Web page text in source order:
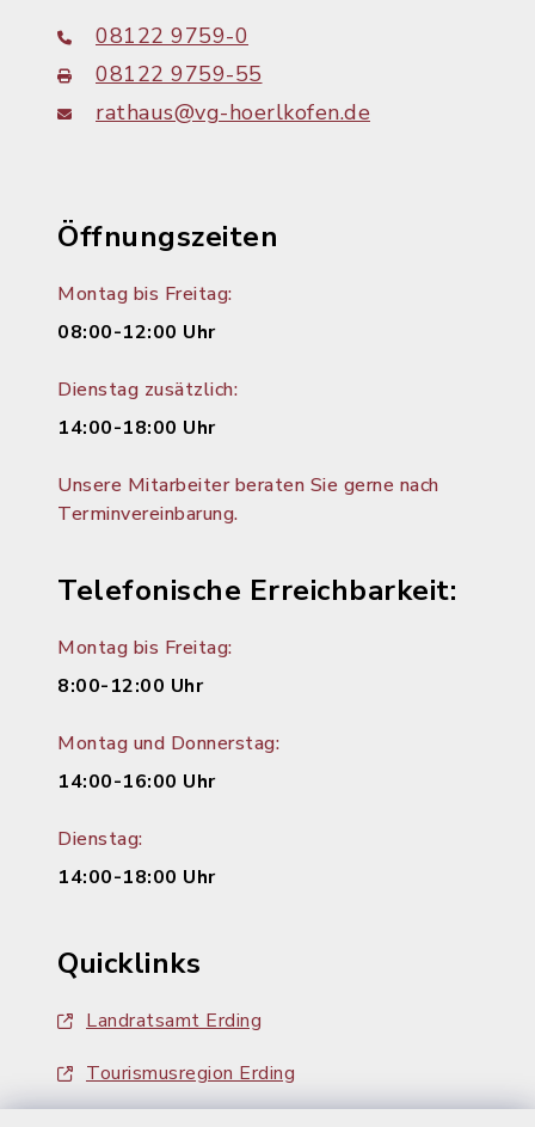
08122 9759-0
08122 9759-55
rathaus@vg-hoerlkofen.de
Öffnungszeiten
Montag bis Freitag:
08:00-12:00 Uhr
Dienstag zusätzlich:
14:00-18:00 Uhr
Unsere Mitarbeiter beraten Sie gerne nach
Terminvereinbarung.
Telefonische Erreichbarkeit:
Montag bis Freitag:
8:00-12:00 Uhr
Montag und Donnerstag:
14:00-16:00 Uhr
Dienstag:
14:00-18:00 Uhr
Quicklinks
Landratsamt Erding
Tourismusregion Erding